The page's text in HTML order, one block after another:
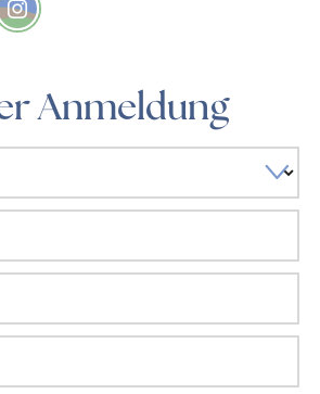
Instagram
Anmeldung